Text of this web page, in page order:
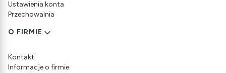
Ustawienia konta
Przechowalnia
O FIRMIE
Kontakt
Informacje o firmie